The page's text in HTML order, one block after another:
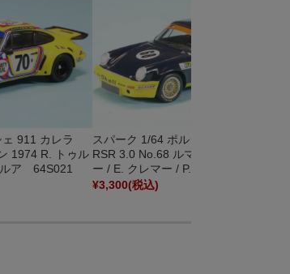
ェ 911 カレラ
1974 R. トゥル
ルア 64S021
スパーク 1/64 ポルシェ 911 カレラ
RSR 3.0 No.68 ルマン 1974 H. ハイヤ
ー / E. クレマー / P. ケラー 64S027
¥3,300(税込)